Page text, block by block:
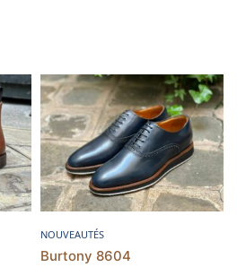
Choix des options
NOUVEAUTÉS
Burtony 8604